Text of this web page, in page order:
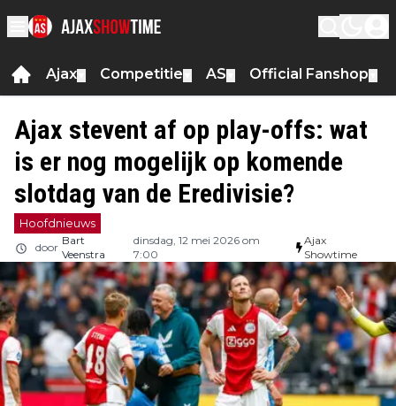
Ajax Competitie AS Official Fanshop
Ajax stevent af op play-offs: wat
is er nog mogelijk op komende
slotdag van de Eredivisie?
Hoofdnieuws
door
Bart
Veenstra
dinsdag, 12 mei 2026 om
7:00
Ajax
Showtime